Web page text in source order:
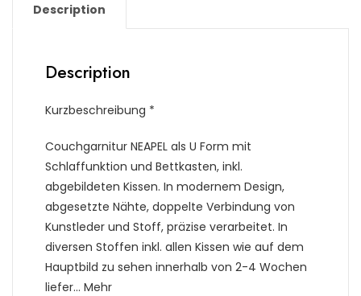
Description
Description
Kurzbeschreibung *
Couchgarnitur NEAPEL als U Form mit
Schlaffunktion und Bettkasten, inkl.
abgebildeten Kissen. In modernem Design,
abgesetzte Nähte, doppelte Verbindung von
Kunstleder und Stoff, präzise verarbeitet. In
diversen Stoffen inkl. allen Kissen wie auf dem
Hauptbild zu sehen innerhalb von 2-4 Wochen
liefer… Mehr